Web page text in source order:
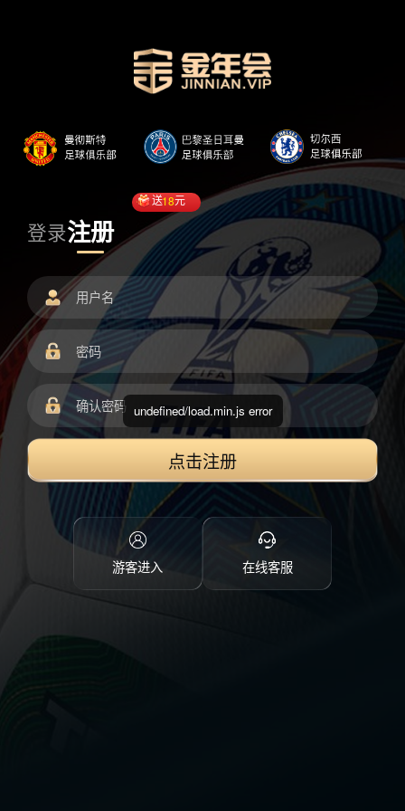
登录注册
送18元
点击注册
游客进入 在线客服
undefined/load.min.js error